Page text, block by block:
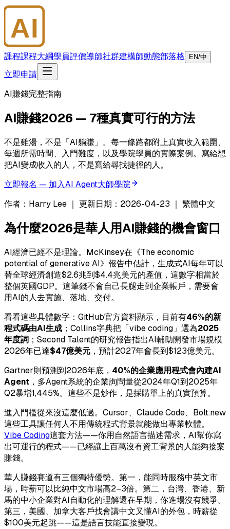
AI
課程課程大綱學員評價導師社群建構師動態部落格 EN/中
立即申請
AI賺錢完整指南
AI賺錢2026 — 7種真實可行的方法
不是雞湯，不是「AI躺賺」。每一條路都附上真實收入範圍、
每週所需時間、入門難度，以及學院學員的實際案例。寫給想
把AI變成收入的人，不是寫給尋找捷徑的人。
立即報名 — 加入AI Agent大師學院
作者：Harry Lee ｜ 更新日期：2026-04-23 ｜ 繁體中文
為什麼2026是華人用AI賺錢的機會窗口
AI經濟已經不是理論。McKinsey在《The economic
potential of generative AI》報告中估計，生成式AI每年可以
替全球經濟創造$2.6兆到$4.4兆美元的產值，這數字相當於
整個英國GDP。這筆錢不會自己長腿走到企業帳戶，需要會
用AI的人去實施、落地、交付。
看看這些具體數字：GitHub官方資料顯示，目前有46%的新
程式碼由AI生成 ；Collins字典把「vibe coding」選為2025
年度詞 ；Second Talent的研究報告指出AI輔助開發市場規模
2026年已達$47億美元 ，預計2027年會長到$123億美元。
Gartner則預測到2026年底， 40%的企業應用程式會內建AI
Agent ，多Agent系統的企業詢問量從2024年Q1到2025年
Q2暴增1,445%。這些不是炒作，是採購單上的真實預算。
進入門檻從來沒這麼低過。Cursor、Claude Code、Bolt.new
這些工具讓任何人不用傳統程式背景就能做出專業軟體。
Vibe Coding這套方法——你用自然語言描述需求，AI幫你寫
出可運行的程式——已經讓上百萬沒有資工背景的人能夠接案
賺錢。
華人賺錢賽道有三個獨特優勢。第一，能同時服務中英文市
場，時薪可以比純中文市場高2–3倍。第二，台灣、香港、新
馬的中小企業對AI自動化的理解還在早期，你進場沒有競爭。
第三，美國、加拿大客戶找會講中文又懂AI的外包，時薪從
$100美元起跳——這是語言技能直接變現。